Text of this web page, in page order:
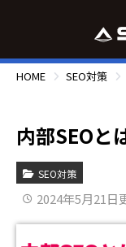
HOME SEO対策
内部SEOと
SEO対策
2024年5月21日